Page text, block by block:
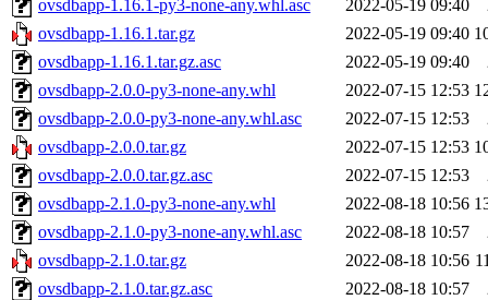
ovsdbapp-1.16.1-py3-none-any.whl.asc
2022-05-19 09:40
ovsdbapp-1.16.1.tar.gz
2022-05-19 09:40
ovsdbapp-1.16.1.tar.gz.asc
2022-05-19 09:40
ovsdbapp-2.0.0-py3-none-any.whl
2022-07-15 12:53
ovsdbapp-2.0.0-py3-none-any.whl.asc
2022-07-15 12:53
ovsdbapp-2.0.0.tar.gz
2022-07-15 12:53
ovsdbapp-2.0.0.tar.gz.asc
2022-07-15 12:53
ovsdbapp-2.1.0-py3-none-any.whl
2022-08-18 10:56
ovsdbapp-2.1.0-py3-none-any.whl.asc
2022-08-18 10:57
ovsdbapp-2.1.0.tar.gz
2022-08-18 10:56
ovsdbapp-2.1.0.tar.gz.asc
2022-08-18 10:57